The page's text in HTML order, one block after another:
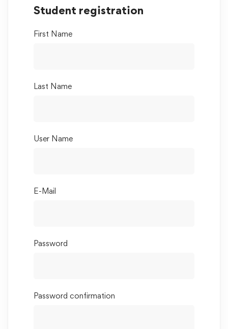
Student registration
First Name
Last Name
User Name
E-Mail
Password
Password confirmation